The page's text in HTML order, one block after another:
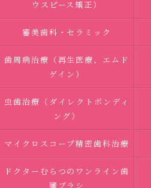
ウスピース矯正）
審美歯科・セラミック
歯周病治療（再生医療、エムド
ゲイン）
虫歯治療（ダイレクトボンディ
ング）
マイクロスコープ精密歯科治療
ドクターむらつのワンライン歯
臓ブラシ